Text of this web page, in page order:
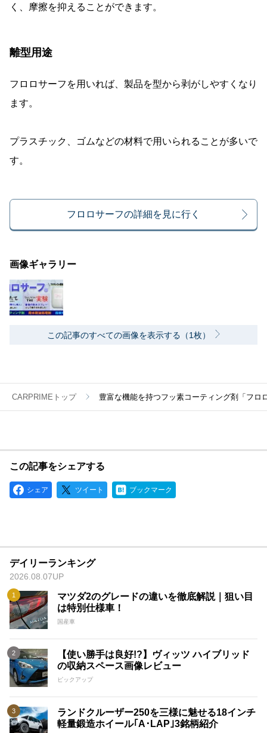
く、摩擦を抑えることができます。
離型用途
フロロサーフを用いれば、製品を型から剥がしやすくなり
ます。
プラスチック、ゴムなどの材料で用いられることが多いで
す。
フロロサーフの詳細を見に行く
画像ギャラリー
この記事のすべての画像を表示する（1枚）
CARPRIMEトップ 豊富な機能を持つフッ素コーティング剤「フロ
この記事をシェアする
シェア ツイート ブックマーク
デイリーランキング
2026.08.07UP
マツダ2のグレードの違いを徹底解説｜狙い目
は特別仕様車！
国産車
【使い勝手は良好!?】ヴィッツ ハイブリッド
の収納スペース画像レビュー
ピックアップ
ランドクルーザー250を三様に魅せる18インチ
軽量鍛造ホイール｢A･LAP｣3銘柄紹介